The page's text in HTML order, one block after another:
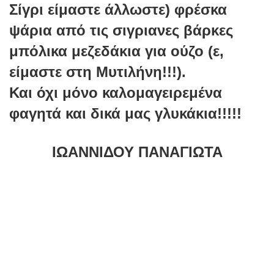
Σίγρι είμαστε άλλωστε) φρέσκα
ψάρια από τις σιγριανες βάρκες
μπόλικα μεζεδάκια για ούζο (ε,
είμαστε στη Μυτιλήνη!!!).
Και όχι μόνο καλομαγειρεμένα
φαγητά και δικά μας γλυκάκια!!!!!
ΙΩΑΝΝΙΔΟΥ ΠΑΝΑΓΙΩΤΑ